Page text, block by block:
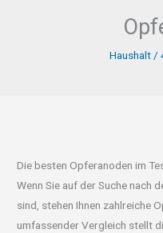
Haushalt/
Die besten Opferanoden im
Wenn Sie auf der Suche nach
sind, stehen Ihnen zahlreiche
umfassender Vergleich stellt